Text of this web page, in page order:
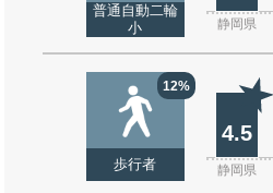
普通自動二輪
小
静岡県
12%
歩行者
4.5
静岡県